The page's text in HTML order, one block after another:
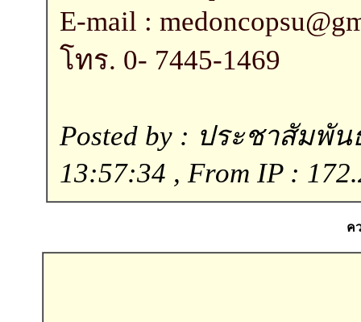
E-mail :
โทร. 0- 7445-1469
Posted by : ประชาสัมพัน
13:57:34 , From IP :
ค